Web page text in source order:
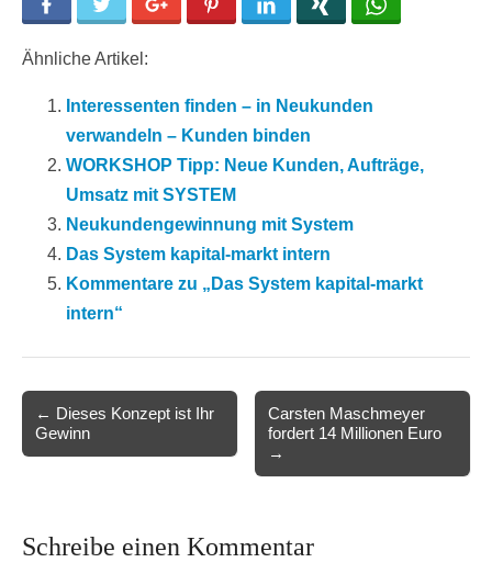
Facebook Twitter Google+ Pinterest LinkedIn
Ähnliche Artikel:
Interessenten finden – in Neukunden
verwandeln – Kunden binden
WORKSHOP Tipp: Neue Kunden, Aufträge,
Umsatz mit SYSTEM
Neukundengewinnung mit System
Das System kapital-markt intern
Kommentare zu „Das System kapital-markt
intern“
navigation
← Dieses Konzept ist Ihr
Gewinn
Carsten Maschmeyer
fordert 14 Millionen Euro
→
Schreibe einen Kommentar